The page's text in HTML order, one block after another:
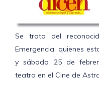
Se trata del
Emergencia, quienes
y sábado 25 de
teatro en el Cine de